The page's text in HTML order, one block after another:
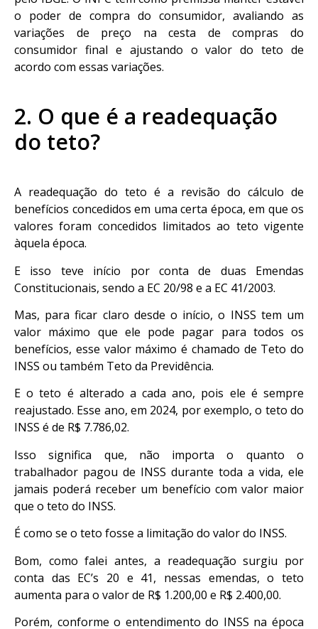
o poder de compra do consumidor, avaliando as
variações de preço na cesta de compras do
consumidor final e ajustando o valor do teto de
acordo com essas variações.
2. O que é a readequação
do teto?
A readequação do teto é a revisão do cálculo de
benefícios concedidos em uma certa época, em que os
valores foram concedidos limitados ao teto vigente
àquela época.
E isso teve início por conta de duas Emendas
Constitucionais, sendo a EC 20/98 e a EC 41/2003.
Mas, para ficar claro desde o início, o INSS tem um
valor máximo que ele pode pagar para todos os
benefícios, esse valor máximo é chamado de Teto do
INSS ou também Teto da Previdência.
E o teto é alterado a cada ano, pois ele é sempre
reajustado. Esse ano, em 2024, por exemplo, o teto do
INSS é de R$ 7.786,02.
Isso significa que, não importa o quanto o
trabalhador pagou de INSS durante toda a vida, ele
jamais poderá receber um benefício com valor maior
que o teto do INSS.
É como se o teto fosse a limitação do valor do INSS.
Bom, como falei antes, a readequação surgiu por
conta das EC’s 20 e 41, nessas emendas, o teto
aumenta para o valor de R$ 1.200,00 e R$ 2.400,00.
Porém, conforme o entendimento do INSS na época